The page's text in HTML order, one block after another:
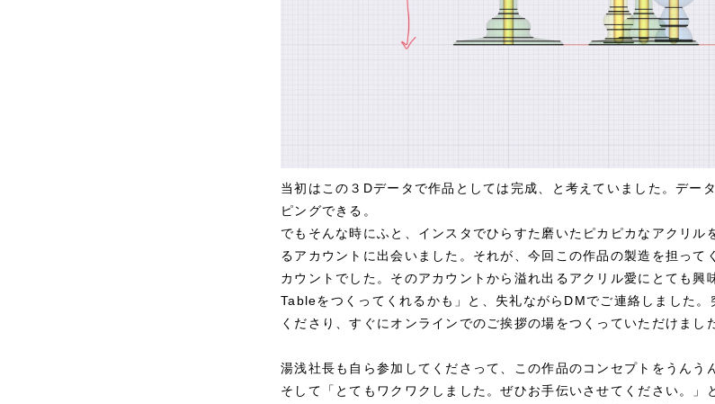
当初はこの３Dデータで作品としては完成、と考えていました。デー
ピングできる。
でもそんな時にふと、インスタでひらすた磨いたピカピカなアクリル
るアカウントに出会いました。それが、今回この作品の製造を担って
カウントでした。そのアカウントから溢れ出るアクリル愛にとても
Tableをつくってくれるかも」と、失礼ながらDMでご連絡しました。
くださり、すぐにオンラインでのご挨拶の場をつくっていただけまし
湯浅社長も自ら参加してくださって、この作品のコンセプトをうんう
そして「とてもワクワクしました。ぜひお手伝いさせてください。」